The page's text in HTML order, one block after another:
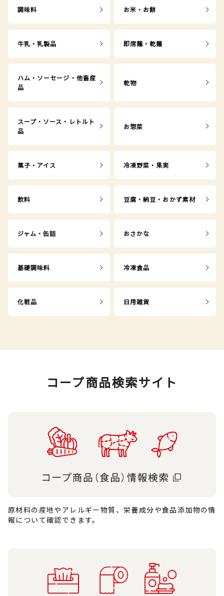
調味料 お米・お餅
牛乳・乳製品 即席麺・乾麺
ハム・ソーセージ・他畜産
品
乾物
スープ・ソース・レトルト
品
お惣菜
菓子・アイス 冷凍野菜・果実
飲料 豆腐・納豆・おかず素材
ジャム・缶詰 おさかな
基礎調味料 冷凍食品
化粧品 日用雑貨
コープ商品検索サイト
原材料の産地やアレルギー物質、栄養成分や食品添加物の情
報について確認できます。